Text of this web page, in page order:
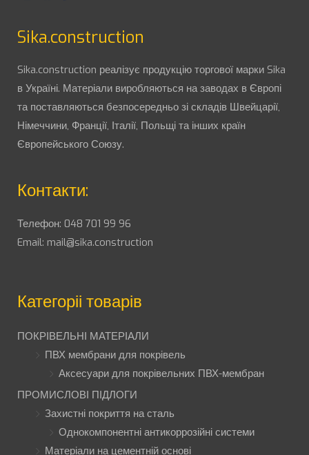
Sika.construction
Sika.construction реалізує продукцію торгової марки Sika
в Україні. Матеріали виробляються на заводах в Європі
та поставляються безпосередньо зі складів Швейцарії,
Німеччини, Франції, Італії, Польщі та інших країн
Європейського Союзу.
Контакти:
Телефон: 048 701 99 96
Email: mail@sika.construction
Категоріі товарів
ПОКРІВЕЛЬНІ МАТЕРІАЛИ
ПВХ мембрани для покрівель
Аксесуари для покрівельних ПВХ-мембран
ПРОМИСЛОВІ ПІДЛОГИ
Захистні покриття на сталь
Однокомпонентні антикоррозійні системи
Матеріали на цементній основі